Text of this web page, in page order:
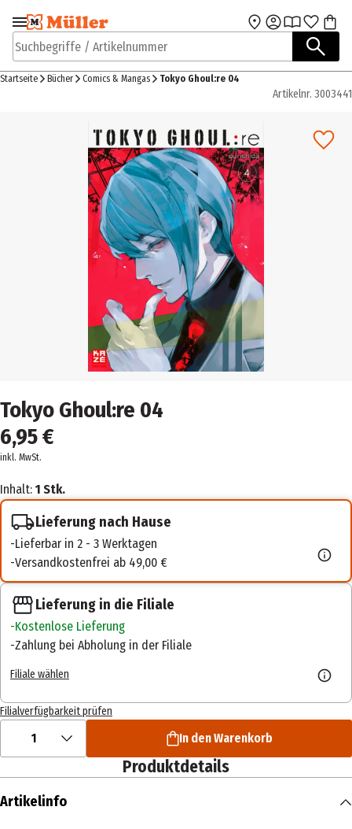
Zur Navigation
springen
Zum Hauptinhalt
Suchbegriffe / Artikelnummer
Startseite Bücher Comics & Mangas Tokyo Ghoul:re 04
Artikelnr. 3003441
Tokyo Ghoul:re 04
6,95 €
inkl. MwSt.
Inhalt: 1 Stk.
Lieferung nach Hause
Lieferbar in 2 - 3 Werktagen
Versandkostenfrei ab 49,00 €
Lieferung in die Filiale
Kostenlose Lieferung
Zahlung bei Abholung in der Filiale
Filiale wählen
Filialverfügbarkeit prüfen
1 In den Warenkorb
Produktdetails
Artikelinfo